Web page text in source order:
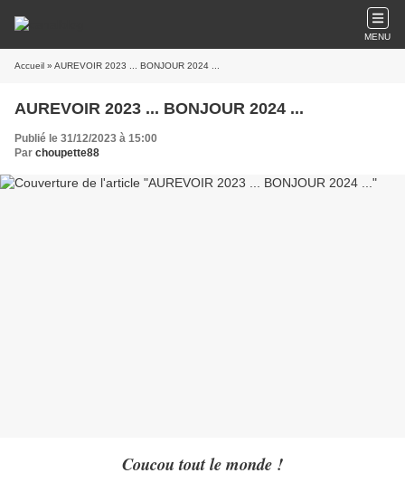
MENU
Accueil » AUREVOIR 2023 ... BONJOUR 2024 ...
AUREVOIR 2023 ... BONJOUR 2024 ...
Publié le 31/12/2023 à 15:00
Par choupette88
Coucou tout le monde !